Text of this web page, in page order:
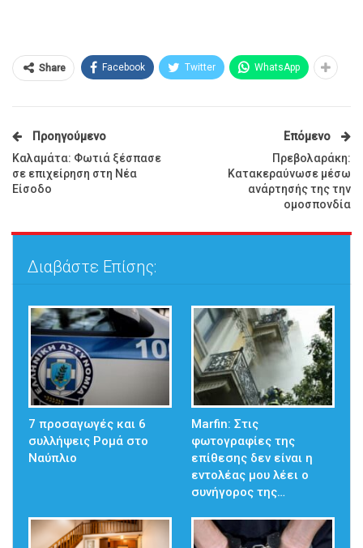
Share Facebook Twitter WhatsApp
Προηγούμενο
Καλαμάτα: Φωτιά ξέσπασε
σε επιχείρηση στη Νέα
Είσοδο
Επόμενο
Πρεβολαράκη:
Kατακεραύνωσε μέσω
ανάρτησής της την
ομοσπονδία
Διαβάστε Επίσης:
7 προσαγωγές και 6
συλλήψεις Ρομά στο
Ναύπλιο
Marfin: Στις
φωτογραφίες της
επίθεσης δεν είναι η
εντολέας μου λέει ο
συνήγορος της…